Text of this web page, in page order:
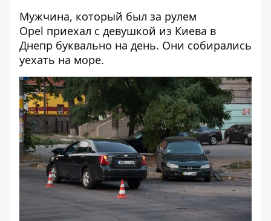
Мужчина, который был за рулем
Opel приехал с девушкой из Киева в
Днепр буквально на день. Они собирались
уехать на море.